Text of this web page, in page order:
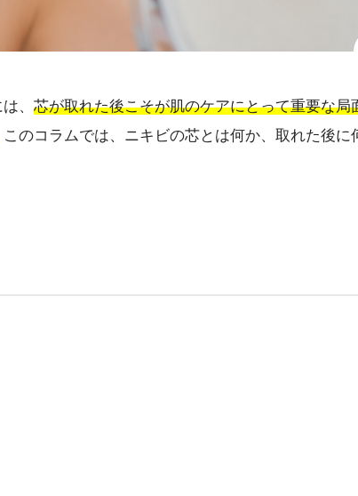
、 芯が取れた後こそが肌のケアにとって重要な局
このコラムでは、ニキビの芯とは何か、取れた後に